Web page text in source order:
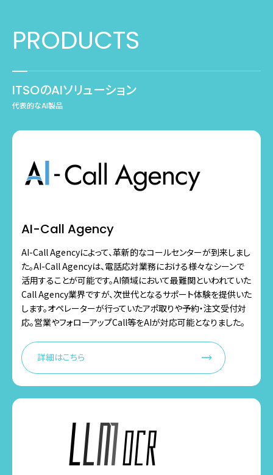
PRODUCTS
ITSOのAIソリューション
代表的なAI製品
AI-Call Agency
AI-Call Agencyによって、革新的なコールセンターが到来しまし
た。AI-Call Agencyは、電話応対業務における様々なシーンで
活用することが可能です。AI領域において最難関といわれていた
Call Agency業界ですが、次世代となるサポート体験を提供いた
します。オペレーターが行っていたアポ取りや予約・注文受付対
応。営業やフォローアップCall等をAIが対応可能となりました。
詳細はこちら